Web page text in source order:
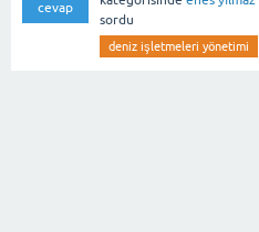
cevap
sordu
deniz işletmeleri yönetimi